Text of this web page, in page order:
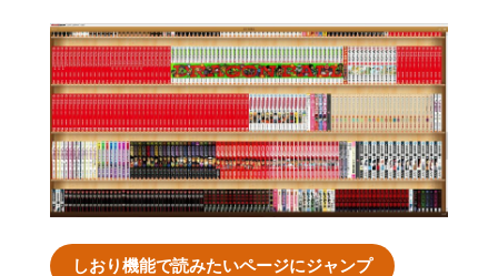
しおり機能で読みたいページにジャンプ